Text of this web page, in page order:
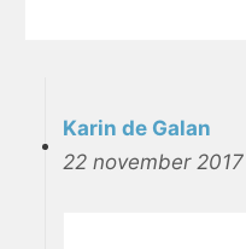
Karin de Galan
22 november